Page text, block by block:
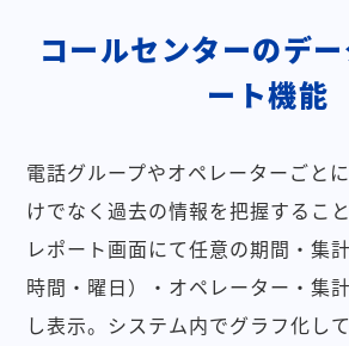
コールセンターのデ
ート機能
電話グループやオペレーターごと
けでなく過去の情報を把握すること
レポート画面にて任意の期間・集
時間・曜日）・オペレーター・集
し表示。システム内でグラフ化し